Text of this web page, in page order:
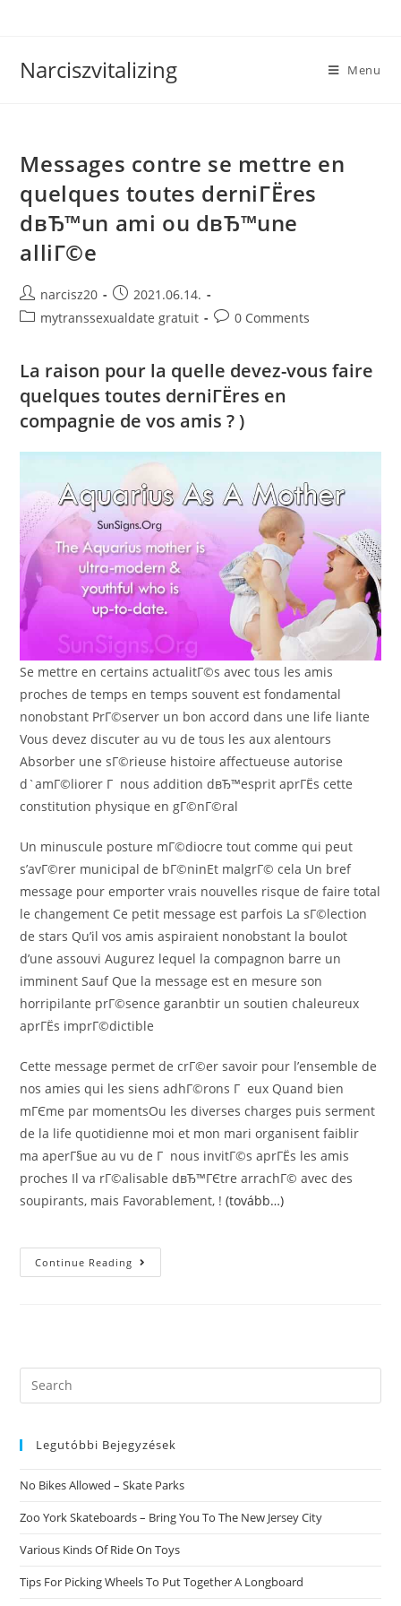
Narciszvitalizing Menu
Messages contre se mettre en
quelques toutes derniГЁres
dвЂ™un ami ou dвЂ™une
alliГ©e
Post
author:
narcisz20
Post
published:
2021.06.14.
Postmytranssexualdate gratuit
Post0 Comments
La raison pour la quelle devez-vous faire
quelques toutes derniГЁres en
compagnie de vos amis ? )
Se mettre en certains actualitГ©s avec tous les amis
proches de temps en temps souvent est fondamental
nonobstant PrГ©server un bon accord dans une life liante
Vous devez discuter au vu de tous les aux alentours
Absorber une sГ©rieuse histoire affectueuse autorise
d`amГ©liorer Г nous addition dвЂ™esprit aprГЁs cette
constitution physique en gГ©nГ©ral
Un minuscule posture mГ©diocre tout comme qui peut
s’avГ©rer municipal de bГ©ninEt malgrГ© cela Un bref
message pour emporter vrais nouvelles risque de faire total
le changement Ce petit message est parfois La sГ©lection
de stars Qu’il vos amis aspiraient nonobstant la boulot
d’une assouvi Augurez lequel la compagnon barre un
imminent Sauf Que la message est en mesure son
horripilante prГ©sence garanbtir un soutien chaleureux
aprГЁs imprГ©dictible
Cette message permet de crГ©er savoir pour l’ensemble de
nos amies qui les siens adhГ©rons Г eux Quand bien
mГЄme par momentsOu les diverses charges puis serment
de la life quotidienne moi et mon mari organisent faiblir
ma aperГ§ue au vu de Г nous invitГ©s aprГЁs les amis
proches Il va rГ©alisable dвЂ™ГЄtre arrachГ© avec des
soupirants, mais Favorablement, !(tovább…)
Continue Reading Messages
Contre
DвЂ™une
Search
this
Legutóbbi Bejegyzések
No Bikes Allowed – Skate Parks
Zoo York Skateboards – Bring You To The New Jersey City
Various Kinds Of Ride On Toys
Tips For Picking Wheels To Put Together A Longboard